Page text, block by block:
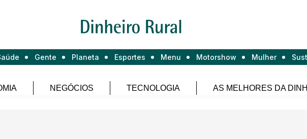
Gente Planeta Esportes Menu Motorshow Mulher
NEGÓCIOS TECNOLOGIA AS MELHORES DA